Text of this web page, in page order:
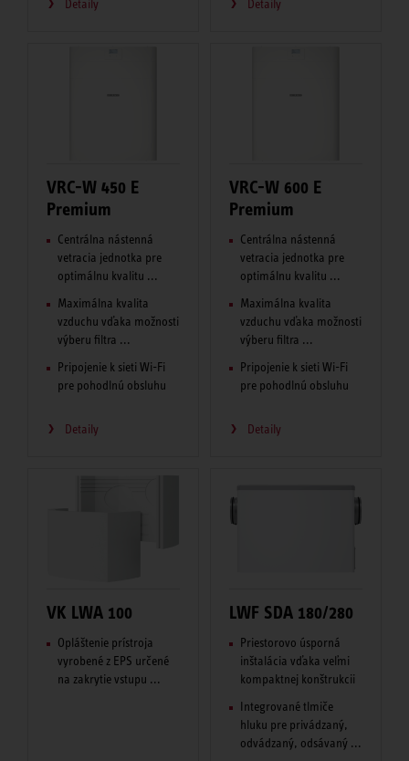
Detaily Detaily
VRC-W 450 E
Premium
Centrálna nástenná
vetracia jednotka pre
optimálnu kvalitu ...
Maximálna kvalita
vzduchu vďaka možnosti
výberu filtra ...
Pripojenie k sieti Wi-Fi
pre pohodlnú obsluhu
Detaily
VRC-W 600 E
Premium
Centrálna nástenná
vetracia jednotka pre
optimálnu kvalitu ...
Maximálna kvalita
vzduchu vďaka možnosti
výberu filtra ...
Pripojenie k sieti Wi-Fi
pre pohodlnú obsluhu
Detaily
VK LWA 100
Opláštenie prístroja
vyrobené z EPS určené
na zakrytie vstupu ...
LWF SDA 180/280
Priestorovo úsporná
inštalácia vďaka veľmi
kompaktnej konštrukcii
Integrované tlmiče
hluku pre privádzaný,
odvádzaný, odsávaný ...